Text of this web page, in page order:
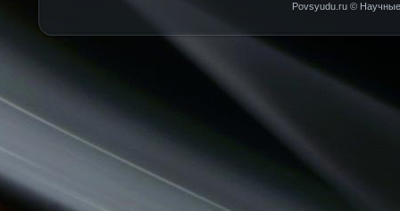
Povsyudu.ru © Научные